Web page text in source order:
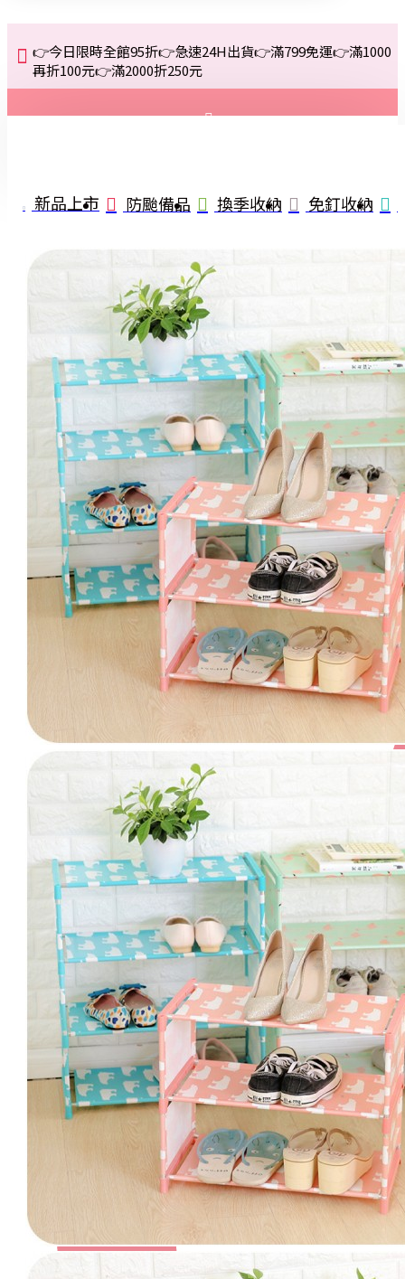
👉今日限時全館95折👉急速24H出貨👉滿799免運👉滿1000
再折100元👉滿2000折250元
註冊
新品上市 防颱備品 換季收納 免釘收納